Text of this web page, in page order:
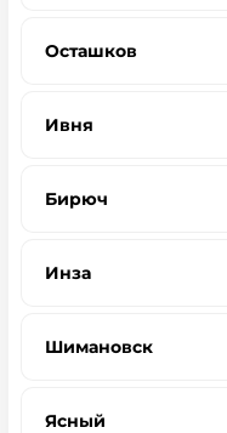
Осташков
Ивня
Бирюч
Инза
Шимановск
Ясный